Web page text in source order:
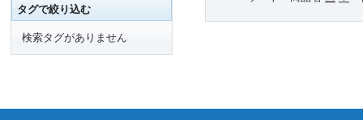
タグで絞り込む
検索タグがありません